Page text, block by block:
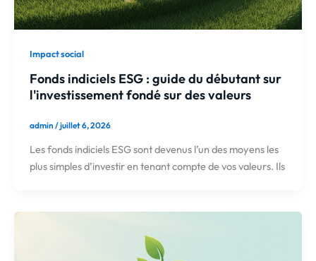
Impact social
Fonds indiciels ESG : guide du débutant sur
l'investissement fondé sur des valeurs
admin/juillet 6, 2026
Les fonds indiciels ESG sont devenus l’un des moyens les
plus simples d’investir en tenant compte de vos valeurs. Ils